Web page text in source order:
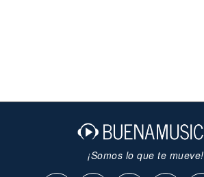
¡Somos lo que te mueve!